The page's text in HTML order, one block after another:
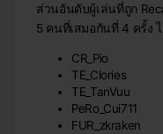
ส่วนอันดับผู้เล่นที่ถูก
5 คนที่เสมอกันที่ 4 ครั้ง
CR_Pio
TE_Clories
TE_TanVuu
PeRo_Cui711
FUR_zkraken